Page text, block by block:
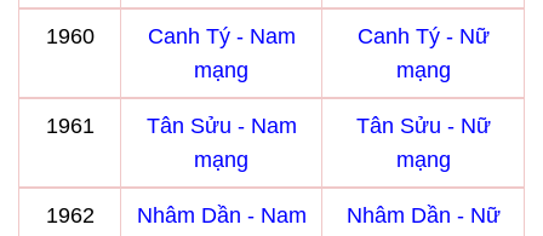
1960
Canh Tý - Nam
mạng
Canh Tý - Nữ
mạng
1961
Tân Sửu - Nam
mạng
Tân Sửu - Nữ
mạng
1962
Nhâm Dần - Nam
Nhâm Dần - Nữ